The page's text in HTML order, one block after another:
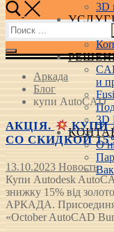
3D
и
3D
О
Найти:
Аркада
Блог
купи AutoCAD
АКЦІЯ.
КУПИ
СО СКИДКОЙ
13.10.2023 Новость
Купи Autodesk
знижку 15% від
АРКАДА.
«October AutoCAD